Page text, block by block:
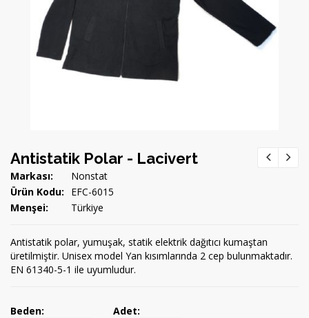
Antistatik Polar - Lacivert
Markası:
Nonstat
Ürün Kodu:
EFC-6015
Menşei:
Türkiye
Antistatik polar, yumuşak, statik elektrik dağıtıcı kumaştan
üretilmiştir. Unisex model Yan kısımlarında 2 cep bulunmaktadır.
EN 61340-5-1 ile uyumludur.
Beden:
Adet: